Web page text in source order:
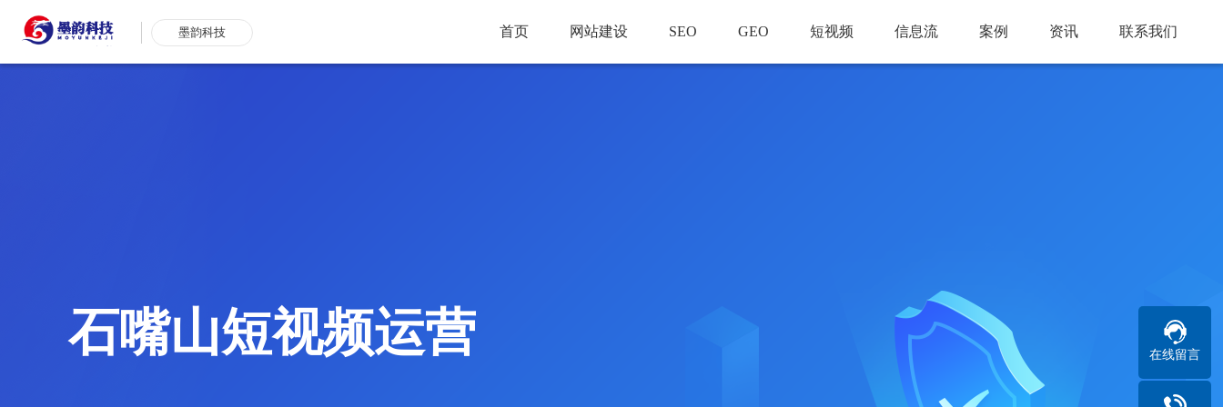
墨韵科技 首页 网站建设 SEO GEO 短视频 信息流 案例 资讯 联系我们
石嘴山短视频运营 在线留言